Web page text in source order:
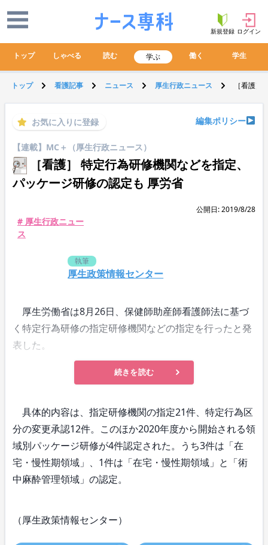
新規登録 ログイン
トップ しゃべる 読む 学ぶ 働く 学生
トップ 看護記事 ニュース 厚生行政ニュース ［看護
お気に入りに登録 編集ポリシー
【連載】MC＋（厚生行政ニュース）
［看護］ 特定行為研修機関などを指定、
パッケージ研修の認定も 厚労省
公開日: 2019/8/28
# 厚生行政ニュー
ス
執筆
厚生政策情報センター
厚生労働省は8月26日、保健師助産師看護師法に基づ
く特定行為研修の指定研修機関などの指定を行ったと発
表した。
続きを読む
具体的内容は、指定研修機関の指定21件、特定行為区
分の変更承認12件。このほか2020年度から開始される領
域別パッケージ研修が4件認定された。うち3件は「在
宅・慢性期領域」、1件は「在宅・慢性期領域」と「術
中麻酔管理領域」の認定。
（厚生政策情報センター）